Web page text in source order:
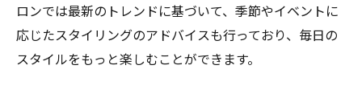
ロンでは最新のトレンドに基づいて、季節やイベントに
応じたスタイリングのアドバイスも行っており、毎日の
スタイルをもっと楽しむことができます。